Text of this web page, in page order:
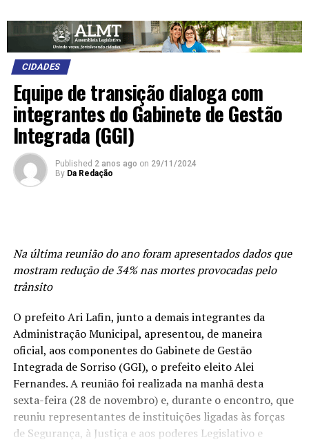
CIDADES
Equipe de transição dialoga com
integrantes do Gabinete de Gestão
Integrada (GGI)
Published 2 anos ago on 29/11/2024
By Da Redação
Na última reunião do ano foram apresentados dados que
mostram redução de 34% nas mortes provocadas pelo
trânsito
O prefeito Ari Lafin, junto a demais integrantes da
Administração Municipal, apresentou, de maneira
oficial, aos componentes do Gabinete de Gestão
Integrada de Sorriso (GGI), o prefeito eleito Alei
Fernandes. A reunião foi realizada na manhã desta
sexta-feira (28 de novembro) e, durante o encontro, que
reuniu representantes de instituições ligadas às forças
de Segurança, à Justiça e aos poderes Legislativo e